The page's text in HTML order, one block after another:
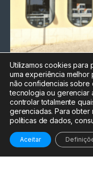
Utilizamos cookies para
uma experiência melhor
não confidenciais sobre
tecnologia ou gerenciar
controlar totalmente
gerenciadas. Para obter
políticas de dados,
Aceitar